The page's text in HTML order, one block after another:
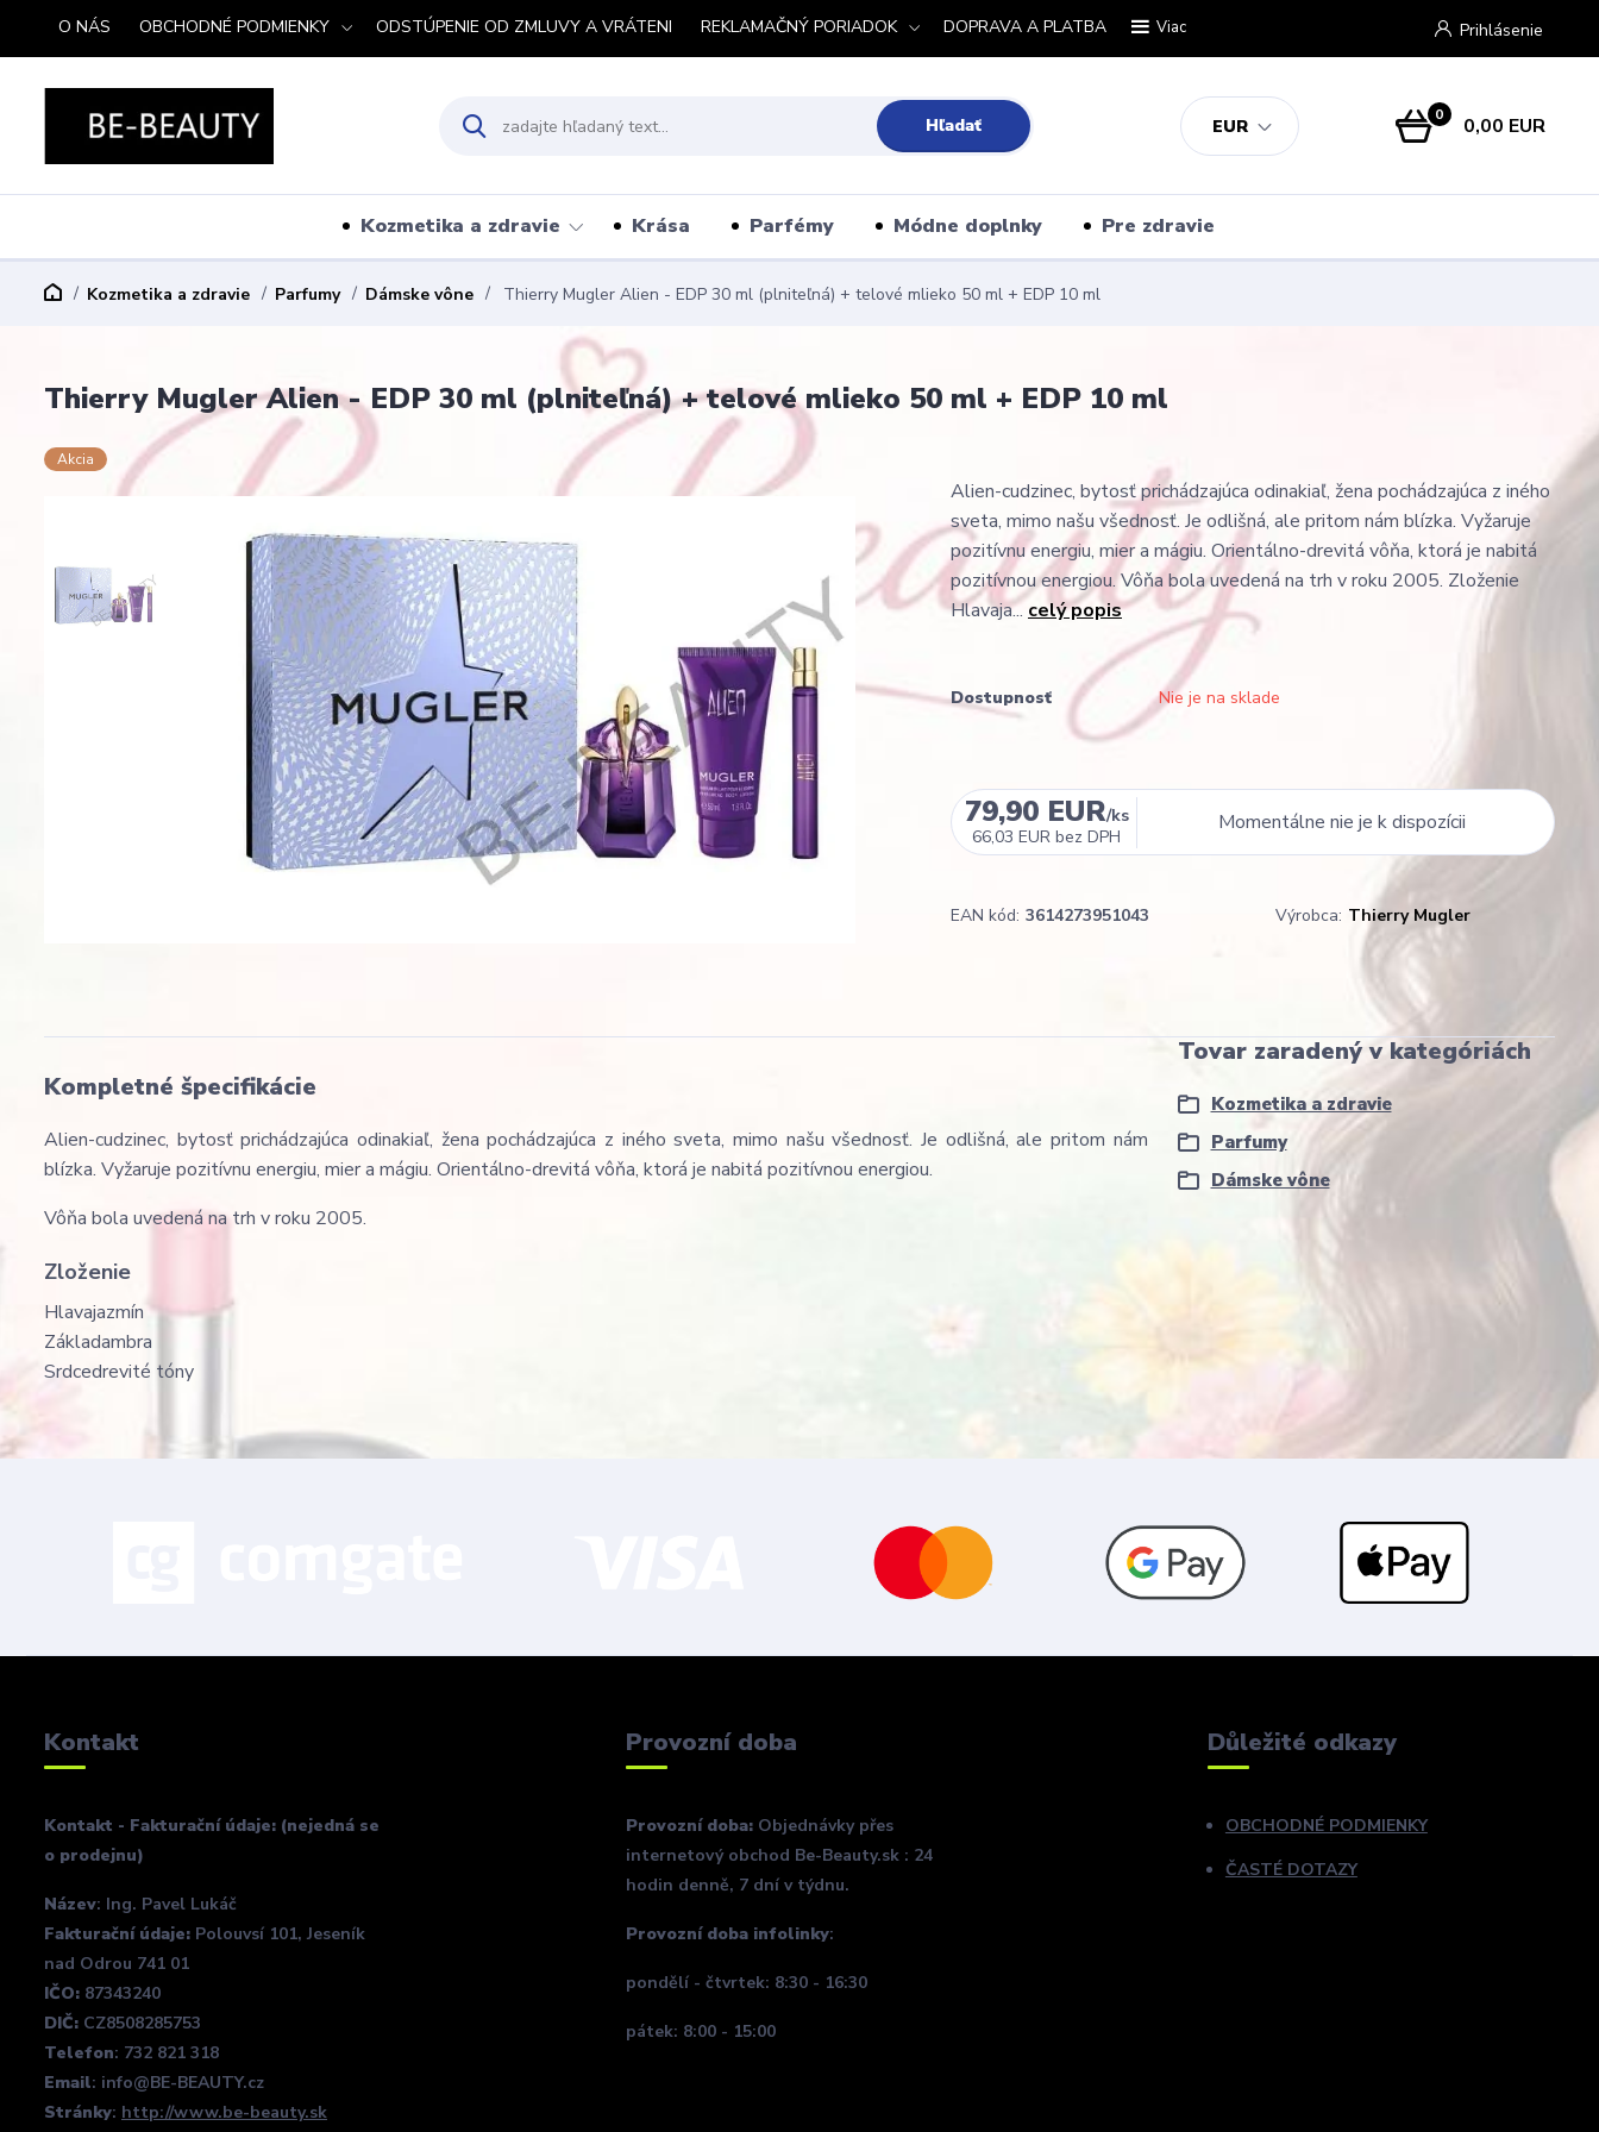
O NÁS OBCHODNÉ PODMIENKY ODSTÚPENIE OD ZMLUVY A VRÁTENI REKLAMAČNÝ PORIADOK DOPRAVA A PLATBA Viac
EUR
Prihlásenie
Hľadať 0 0,00 EUR
Kozmetika a zdravie Krása Parfémy Módne doplnky Pre zdravie
Kozmetika a zdravie Parfumy Dámske vône Thierry Mugler Alien - EDP 30 ml (plniteľná) + telové mlieko 50 ml + EDP 10 ml
Thierry Mugler Alien - EDP 30 ml (plniteľná) + telové mlieko 50 ml + EDP 10 ml
Akcia
Alien-cudzinec, bytosť prichádzajúca odinakiaľ, žena pochádzajúca z iného
sveta, mimo našu všednosť. Je odlišná, ale pritom nám blízka. Vyžaruje
pozitívnu energiu, mier a mágiu. Orientálno-drevitá vôňa, ktorá je nabitá
pozitívnou energiou. Vôňa bola uvedená na trh v roku 2005. Zloženie
Hlavaja... celý popis
Dostupnosť Nie je na sklade
79,90 EUR/ks
66,03 EUR bez DPH
Momentálne nie je k dispozícii
EAN kód: 3614273951043 Výrobca: Thierry Mugler
Kompletné špecifikácie
Alien-cudzinec, bytosť prichádzajúca odinakiaľ, žena pochádzajúca z iného sveta, mimo našu všednosť. Je odlišná, ale pritom nám
blízka. Vyžaruje pozitívnu energiu, mier a mágiu. Orientálno-drevitá vôňa, ktorá je nabitá pozitívnou energiou.
Vôňa bola uvedená na trh v roku 2005.
Zloženie
Hlavajazmín
Základambra
Srdcedrevité tóny
Tovar zaradený v kategóriách
Kozmetika a zdravie
Parfumy
Dámske vône
Kontakt
Kontakt - Fakturační údaje: (nejedná se
o prodejnu)
Název: Ing. Pavel Lukáč
Fakturační údaje: Polouvsí 101, Jeseník
nad Odrou 741 01
IČO: 87343240
DIČ: CZ8508285753
Telefon: 732 821 318
Email: info@BE-BEAUTY.cz
Stránky: http://www.be-beauty.sk
Provozní doba
Provozní doba: Objednávky přes
internetový obchod Be-Beauty.sk : 24
hodin denně, 7 dní v týdnu.
Provozní doba infolinky:
pondělí - čtvrtek: 8:30 - 16:30
pátek: 8:00 - 15:00
Důležité odkazy
OBCHODNÉ PODMIENKY
ČASTÉ DOTAZY